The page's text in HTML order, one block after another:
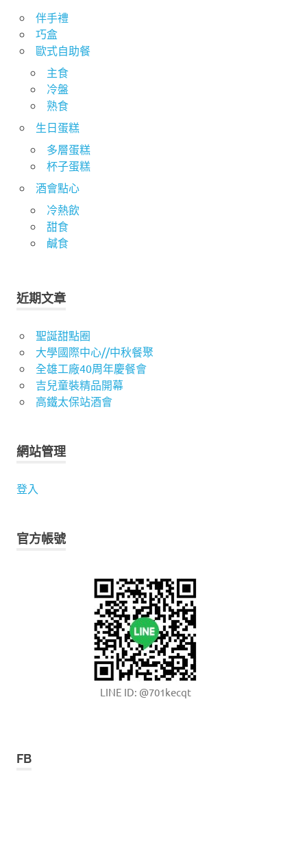
伴手禮
巧盒
歐式自助餐
主食
冷盤
熟食
生日蛋糕
多層蛋糕
杯子蛋糕
酒會點心
冷熱飲
甜食
鹹食
近期文章
聖誕甜點圈
大學國際中心//中秋餐聚
全雄工廠40周年慶餐會
吉兒童裝精品開幕
高鐵太保站酒會
網站管理
登入
官方帳號
LINE ID: @701kecqt
FB